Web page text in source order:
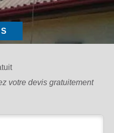
votre devis gratuitement